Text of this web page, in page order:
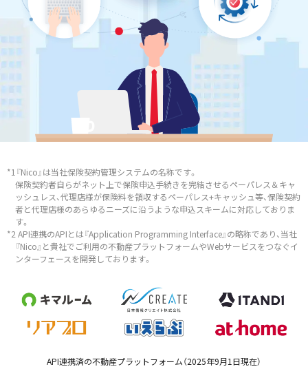
*1『Nico』は当社保険契約管理システムの名称です。
保険契約者自らがネット上で保険申込手続きを完結させるペーパレス＆キャ
ッシュレス、代理店様が保険料を領収するペーパレス+キャッシュ等、保険契約
者と代理店様のあらゆるニーズに沿うような申込スキームに対応しておりま
す。
*2 API連携のAPIとは『Application Programming Interface』の略称であり、当社
『Nico』と貴社でご利用の不動産プラットフォームやWebサービスをつなぐイ
ンターフェースを開発しております。
API連携済の不動産プラットフォーム（2025年9月1日現在）